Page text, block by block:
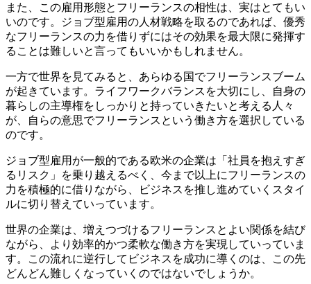
また、この雇用形態とフリーランスの相性は、実はとてもい
いのです。
ジョブ型雇用の人材戦略を取るのであれば、優秀
なフリーランスの力を借りずにはその効果を最大限に発揮す
ることは難しいと言ってもいいかもしれません。
一方で世界を見てみると、あらゆる国でフリーランスブーム
が起きています。 ライフワークバランスを大切にし、自身の
暮らしの主導権をしっかりと持っていきたいと考える人々
が、自らの意思でフリーランスという働き方を選択している
のです。
ジョブ型雇用が一般的である欧米の企業は「社員を抱えすぎ
るリスク」を乗り越えるべく、 今まで以上にフリーランスの
力を積極的に借りながら、ビジネスを推し進めていくスタイ
ルに切り替えていっています。
世界の企業は、増えつづけるフリーランスとよい関係を結び
ながら、より効率的かつ柔軟な働き方を実現していっていま
す。この流れに逆行してビジネスを成功に導くのは、この先
どんどん難しくなっていくのではないでしょうか。